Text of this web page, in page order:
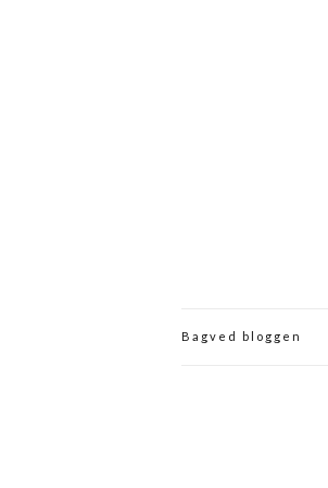
Bagved bloggen